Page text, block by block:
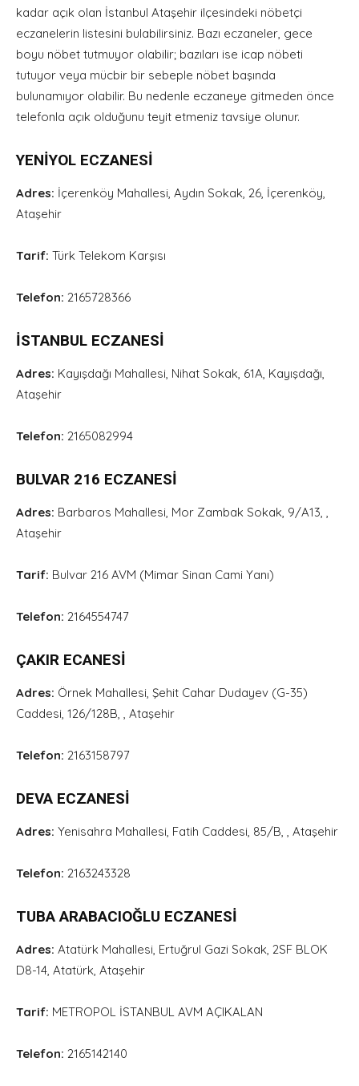
kadar açık olan İstanbul Ataşehir ilçesindeki nöbetçi
eczanelerin listesini bulabilirsiniz. Bazı eczaneler, gece
boyu nöbet tutmuyor olabilir; bazıları ise icap nöbeti
tutuyor veya mücbir bir sebeple nöbet başında
bulunamıyor olabilir. Bu nedenle eczaneye gitmeden önce
telefonla açık olduğunu teyit etmeniz tavsiye olunur.
YENİYOL ECZANESİ
Adres: İçerenköy Mahallesi, Aydın Sokak, 26, İçerenköy,
Ataşehir
Tarif: Türk Telekom Karşısı
Telefon: 2165728366
İSTANBUL ECZANESİ
Adres: Kayışdağı Mahallesi, Nihat Sokak, 61A, Kayışdağı,
Ataşehir
Telefon: 2165082994
BULVAR 216 ECZANESİ
Adres: Barbaros Mahallesi, Mor Zambak Sokak, 9/A13, ,
Ataşehir
Tarif: Bulvar 216 AVM (Mimar Sinan Cami Yanı)
Telefon: 2164554747
ÇAKIR ECANESİ
Adres: Örnek Mahallesi, Şehit Cahar Dudayev (G-35)
Caddesi, 126/128B, , Ataşehir
Telefon: 2163158797
DEVA ECZANESİ
Adres: Yenisahra Mahallesi, Fatih Caddesi, 85/B, , Ataşehir
Telefon: 2163243328
TUBA ARABACIOĞLU ECZANESİ
Adres: Atatürk Mahallesi, Ertuğrul Gazi Sokak, 2SF BLOK
D8-14, Atatürk, Ataşehir
Tarif: METROPOL İSTANBUL AVM AÇIKALAN
Telefon: 2165142140